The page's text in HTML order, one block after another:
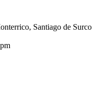
Santiago de Surco